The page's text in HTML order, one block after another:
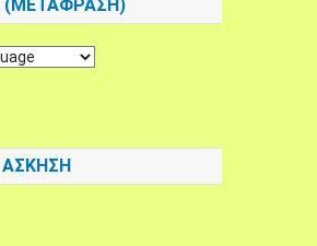
(ΜΕΤΆΦΡΑΣΗ)
ΆΣΚΗΣΗ